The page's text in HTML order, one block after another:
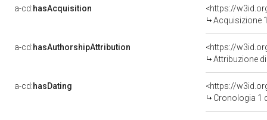
a-cd:hasAcquisition
<https://
Acquisizione
a-cd:hasAuthorshipAttribution
Attribuzione
a-cd:hasDating
<https://
Cronologia 1